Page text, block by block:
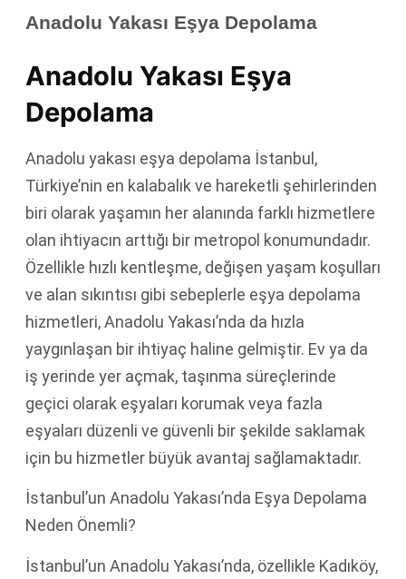
Anadolu Yakası Eşya Depolama
Anadolu Yakası Eşya
Depolama
Anadolu yakası eşya depolama İstanbul,
Türkiye’nin en kalabalık ve hareketli şehirlerinden
biri olarak yaşamın her alanında farklı hizmetlere
olan ihtiyacın arttığı bir metropol konumundadır.
Özellikle hızlı kentleşme, değişen yaşam koşulları
ve alan sıkıntısı gibi sebeplerle eşya depolama
hizmetleri, Anadolu Yakası’nda da hızla
yaygınlaşan bir ihtiyaç haline gelmiştir. Ev ya da
iş yerinde yer açmak, taşınma süreçlerinde
geçici olarak eşyaları korumak veya fazla
eşyaları düzenli ve güvenli bir şekilde saklamak
için bu hizmetler büyük avantaj sağlamaktadır.
İstanbul’un Anadolu Yakası’nda Eşya Depolama
Neden Önemli?
İstanbul’un Anadolu Yakası’nda, özellikle Kadıköy,